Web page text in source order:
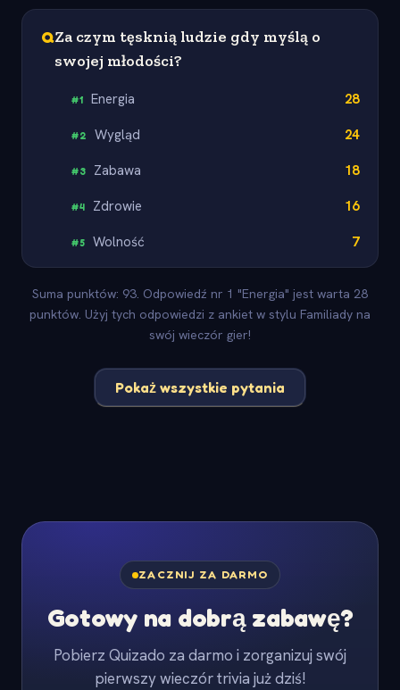
QZa czym tęsknią ludzie gdy myślą o
swojej młodości?
#1 Energia 28
#2 Wygląd 24
#3 Zabawa 18
#4 Zdrowie 16
#5 Wolność 7
Suma punktów: 93. Odpowiedź nr 1 "Energia" jest warta 28
punktów. Użyj tych odpowiedzi z ankiet w stylu Familiady na
swój wieczór gier!
Pokaż wszystkie pytania
ZACZNIJ ZA DARMO
Gotowy na dobrą zabawę?
Pobierz Quizado za darmo i zorganizuj swój
pierwszy wieczór trivia już dziś!